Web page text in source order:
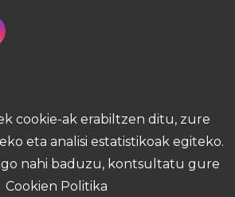
cookie-ak erabiltzen ditu, zure
eta analisi estatistikoak egiteko.
nahi baduzu, kontsultatu gure
Cookien Politika